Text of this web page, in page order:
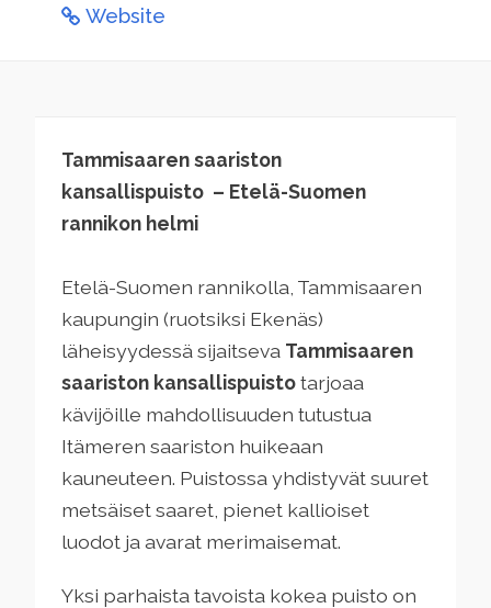
Website
Tammisaaren saariston
kansallispuisto – Etelä-Suomen
rannikon helmi
Etelä-Suomen rannikolla, Tammisaaren
kaupungin (ruotsiksi Ekenäs)
läheisyydessä sijaitseva Tammisaaren
saariston kansallispuistotarjoaa
kävijöille mahdollisuuden tutustua
Itämeren saariston huikeaan
kauneuteen. Puistossa yhdistyvät suuret
metsäiset saaret, pienet kallioiset
luodot ja avarat merimaisemat.
Yksi parhaista tavoista kokea puisto on